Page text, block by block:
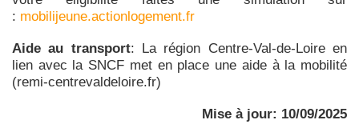
: mobilijeune.actionlogement.fr
Aide au transport: La région Centre-Val-de-Loire en
lien avec la SNCF met en place une aide à la mobilité
(remi-centrevaldeloire.fr)
Mise à jour: 10/09/2025